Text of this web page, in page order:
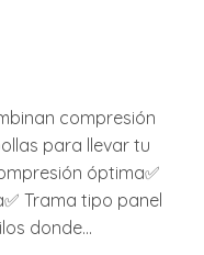
compresión
para llevar tu
óptima✅
Trama tipo panel
donde...